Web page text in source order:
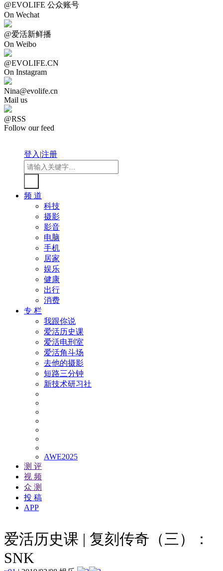
@EVOLIFE 公众账号
On Wechat
@爱活新鲜播
On Weibo
@EVOLIFE.CN
On Instagram
Nina@evolife.cn
Mail us
@RSS
Follow our feed
登入|注册
频 道
科技
摄影
影音
电脑
手机
居家
娱乐
健康
出行
消费
专 栏
我跟你说
爱活历史课
爱活电刑室
爱活角斗场
去他的摄影
短路三分钟
新技术研习社
AWE2025
测 评
视 频
众 测
投 稿
APP
爱活历史课 | 复刻传奇（三）：
SNK